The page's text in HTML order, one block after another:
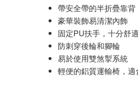
帶安全帶的半折疊靠背
豪華裝飾易清潔內飾
固定PU扶手，十分舒適
防刺穿後輪和腳輪
易於使用雙煞掣系統
輕便的鋁質運輸椅，適